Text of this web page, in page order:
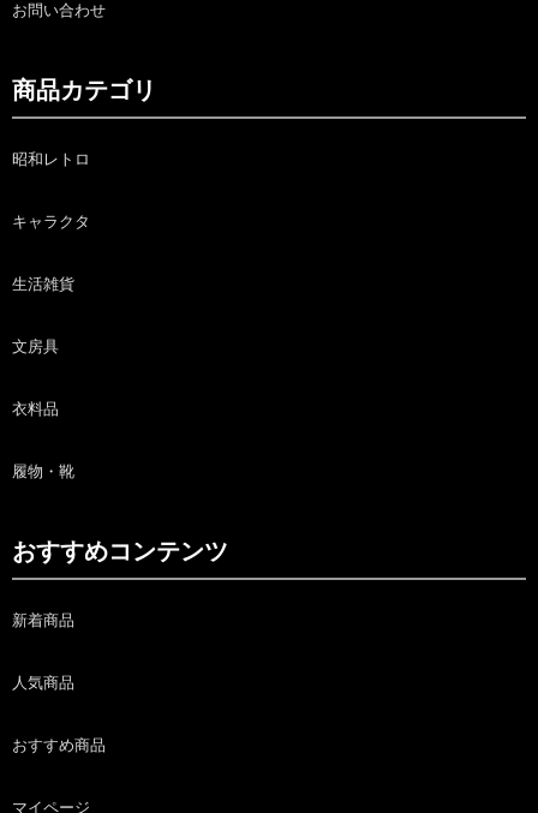
お問い合わせ
商品カテゴリ
昭和レトロ
キャラクタ
生活雑貨
文房具
衣料品
履物・靴
おすすめコンテンツ
新着商品
人気商品
おすすめ商品
マイページ